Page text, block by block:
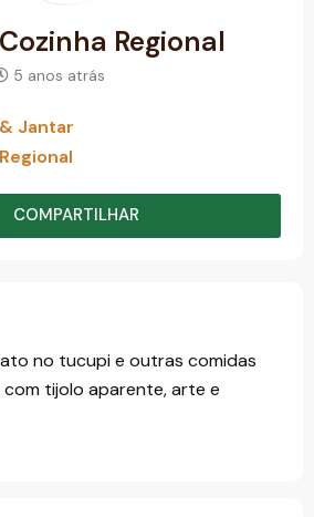
Regional
5 anos atrás
Jantar
COMPARTILHAR
no tucupi e outras comidas
com tijolo aparente, arte e